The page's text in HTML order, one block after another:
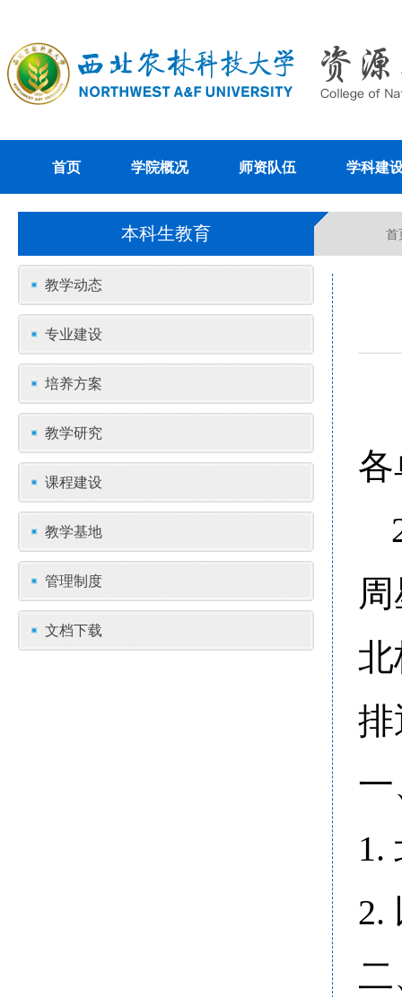
首页 学院概况 师资队伍 学科建
本科生教育 首
教学动态
专业建设
培养方案
教学研究
课程建设
教学基地
管理制度
文档下载
北
排
1.
2.